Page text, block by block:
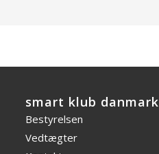
smart klub danmark
Bestyrelsen
Vedtægter